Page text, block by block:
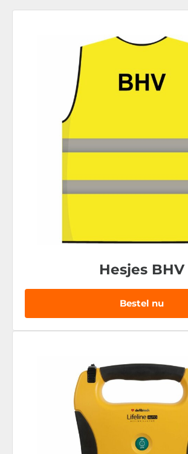
Hesjes BHV
Bestel nu